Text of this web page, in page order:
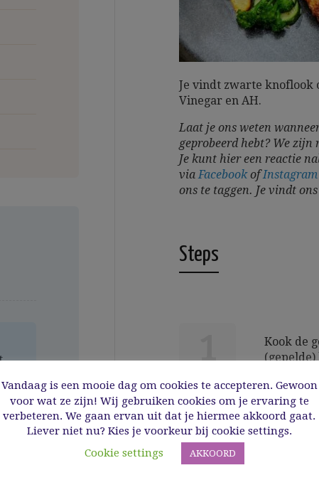
Je vindt zwarte knoflook
Vinegar en AH.
Laat je ons weten
geprobeerd hebt? We
Je kunt hier een reactie
viaFacebookofInstagram
ons te taggen. Je vindt
Steps
1
DONE
Kook de
met de
roerzeef
hele fijne
en
zout en
Vandaag is een mooie dag om cookies te accepteren. Gewoon
voor wat ze zijn! Wij gebruiken cookies om je ervaring te
verbeteren. We gaan ervan uit dat je hiermee akkoord gaat.
Liever niet nu? Kies je voorkeur bij cookie settings.
Cookie settings
AKKOORD